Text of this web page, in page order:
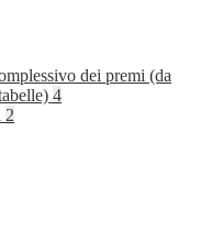
dei premi (da
4
2